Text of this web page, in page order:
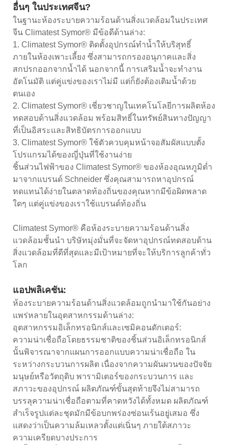
อื่นๆ ในประเทศจีน?
ในฐานะห้องระบายความร้อนด้านสิ่งแวดล้อมในประเทศ
จีน Climatest Symor® มีข้อดีด้านล่าง:
1. Climatest Symor® ติดตั้งอุปกรณ์ทำน้ำให้บริสุทธิ์
ภายในห้องเพาะเลี้ยง ซึ่งสามารถกรองอนุภาคและสิ่ง
สกปรกออกจากน้ำได้ นอกจากนี้ การเสริมน้ำจะทำงาน
อัตโนมัติ แต่คู่แข่งของเราไม่มี แต่ก็ยังต้องเติมน้ำด้วย
ตนเอง
2. Climatest Symor® เชี่ยวชาญในเทคโนโลยีการผลิตห้อง
ทดสอบด้านสิ่งแวดล้อม พร้อมสิทธิ์ในทรัพย์สินทางปัญญา
ที่เป็นอิสระและสิทธิบัตรการออกแบบ
3. Climatest Symor® ใช้ตัวควบคุมหน้าจอสัมผัสแบบตั้ง
โปรแกรมได้ของญี่ปุ่นที่ใช้งานง่าย
ชิ้นส่วนไฟฟ้าของ Climatest Symor® ของห้องอุณหภูมิต่ำ
มาจากแบรนด์ Schneider ซึ่งคุณสามารถหาอุปกรณ์
ทดแทนได้ง่ายในตลาดท้องถิ่นของคุณหากมีข้อผิดพลาด
ใดๆ แต่คู่แข่งของเราใช้แบรนด์ท้องถิ่น
Climatest Symor® คือห้องระบายความร้อนด้านสิ่ง
แวดล้อมชั้นนำ บริษัทมุ่งมั่นที่จะจัดหาอุปกรณ์ทดสอบด้าน
สิ่งแวดล้อมที่ดีที่สุดและมีเป้าหมายที่จะให้บริการลูกค้าทั่ว
โลก
แอปพลิเคชัน:
ห้องระบายความร้อนด้านสิ่งแวดล้อมถูกนำมาใช้กันอย่าง
แพร่หลายในอุตสาหกรรมด้านล่าง:
อุตสาหกรรมอิเล็กทรอนิกส์และเซมิคอนดักเตอร์:
ความน่าเชื่อถือโดยธรรมชาติของชิ้นส่วนอิเล็กทรอนิกส์
นั้นพิจารณาจากแผนการออกแบบความน่าเชื่อถือ ใน
ระหว่างกระบวนการผลิต เนื่องจากความผันผวนของปัจจัย
มนุษย์หรือวัตถุดิบ พารามิเตอร์ของกระบวนการ และ
สภาวะของอุปกรณ์ ผลิตภัณฑ์ขั้นสุดท้ายจึงไม่สามารถ
บรรลุความน่าเชื่อถือตามที่คาดหวังได้ทั้งหมด ผลิตภัณฑ์
สำเร็จรูปแต่ละชุดมักมีข้อบกพร่องซ่อนเร้นอยู่เสมอ ซึ่ง
แสดงว่าเป็นความล้มเหลวตั้งแต่เนิ่นๆ ภายใต้สภาวะ
ความเครียดบางประการ